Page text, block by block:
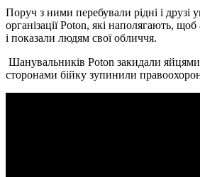
Поруч з ними перебували рідні і друзі
організації Poton, які наполягають,
і показали людям свої обличчя.
Шанувальників Poton закидали
сторонами бійку зупинили